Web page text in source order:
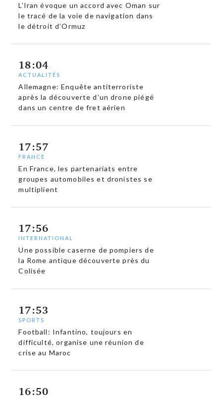
L’Iran évoque un accord avec Oman sur
le tracé de la voie de navigation dans
le détroit d’Ormuz
18:04
ACTUALITÉS
Allemagne: Enquête antiterroriste
après la découverte d’un drone piégé
dans un centre de fret aérien
17:57
FRANCE
En France, les partenariats entre
groupes automobiles et dronistes se
multiplient
17:56
INTERNATIONAL
Une possible caserne de pompiers de
la Rome antique découverte près du
Colisée
17:53
SPORTS
Football: Infantino, toujours en
difficulté, organise une réunion de
crise au Maroc
16:50